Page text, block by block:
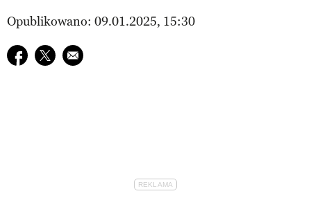
Opublikowano: 09.01.2025, 15:30
Udostępnij na facebook
Udostępnij na twitter
E-mail do przyjaciela